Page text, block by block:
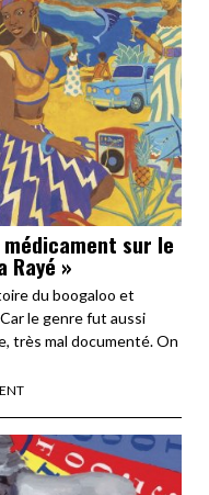
médicament sur le
Rayé »
du boogaloo et
le genre fut aussi
très mal documenté. On